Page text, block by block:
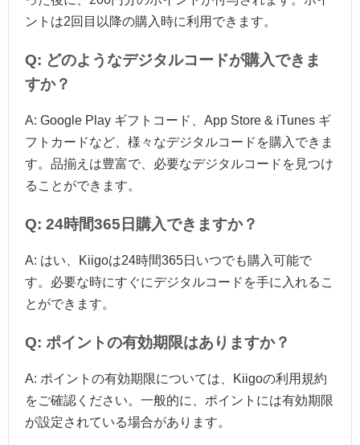
ントは2回目以降の購入時に利用できます。
Q: どのようなデジタルコードが購入できま
すか？
A: Google Play ギフトコード、App Store & iTunes ギ
フトカードなど、様々なデジタルコードを購入できま
す。品揃えは豊富で、必要なデジタルコードを見つけ
ることができます。
Q: 24時間365日購入できますか？
A: はい、Kiigoは24時間365日いつでも購入可能で
す。必要な時にすぐにデジタルコードを手に入れるこ
とができます。
Q: ポイントの有効期限はありますか？
A: ポイントの有効期限については、Kiigoの利用規約
をご確認ください。一般的に、ポイントには有効期限
が設定されている場合があります。